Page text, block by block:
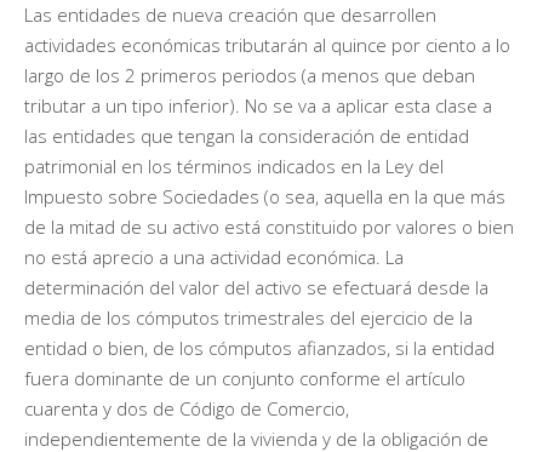
Las entidades de nueva creación que desarrollen
actividades económicas tributarán al quince por ciento a lo
largo de los 2 primeros periodos (a menos que deban
tributar a un tipo inferior). No se va a aplicar esta clase a
las entidades que tengan la consideración de entidad
patrimonial en los términos indicados en la Ley del
Impuesto sobre Sociedades (o sea, aquella en la que más
de la mitad de su activo está constituido por valores o bien
no está aprecio a una actividad económica. La
determinación del valor del activo se efectuará desde la
media de los cómputos trimestrales del ejercicio de la
entidad o bien, de los cómputos afianzados, si la entidad
fuera dominante de un conjunto conforme el artículo
cuarenta y dos de Código de Comercio,
independientemente de la vivienda y de la obligación de